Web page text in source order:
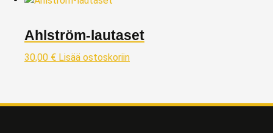
Ahlström-lautaset
30,00 € Lisää ostoskoriin